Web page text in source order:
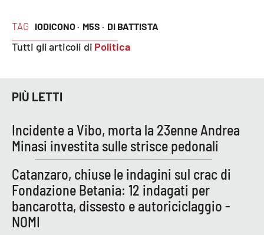
Reggio Calabria
Lamezia Terme
PROGETTI
SPECIALI
Buona Sanità Calabria
LA
CALABRIAVISIONE
TAG IODICONO · M5S · DI BATTISTA
Tutti gli articoli di Politica
PIÙ LETTI
Incidente a Vibo, morta la 23enne Andrea
Minasi investita sulle strisce pedonali
Catanzaro, chiuse le indagini sul crac di
Fondazione Betania: 12 indagati per
bancarotta, dissesto e autoriciclaggio -
NOMI